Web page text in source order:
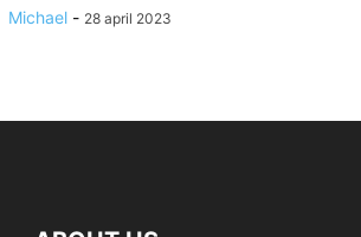
Michael - 28 april 2023